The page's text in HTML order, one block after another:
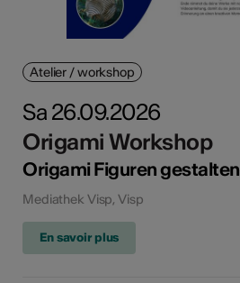
Atelier / workshop
Sa 26.09.2026
Origami Workshop
Origami Figuren gestalten
Mediathek Visp, Visp
En savoir plus